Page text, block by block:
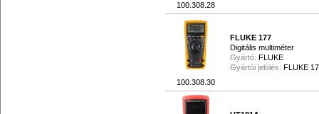
100.308.28
100.308.30
FLUKE 177
Digitális multiméter
Gyártó: FLUKE
Gyártói jelölés: FLUKE